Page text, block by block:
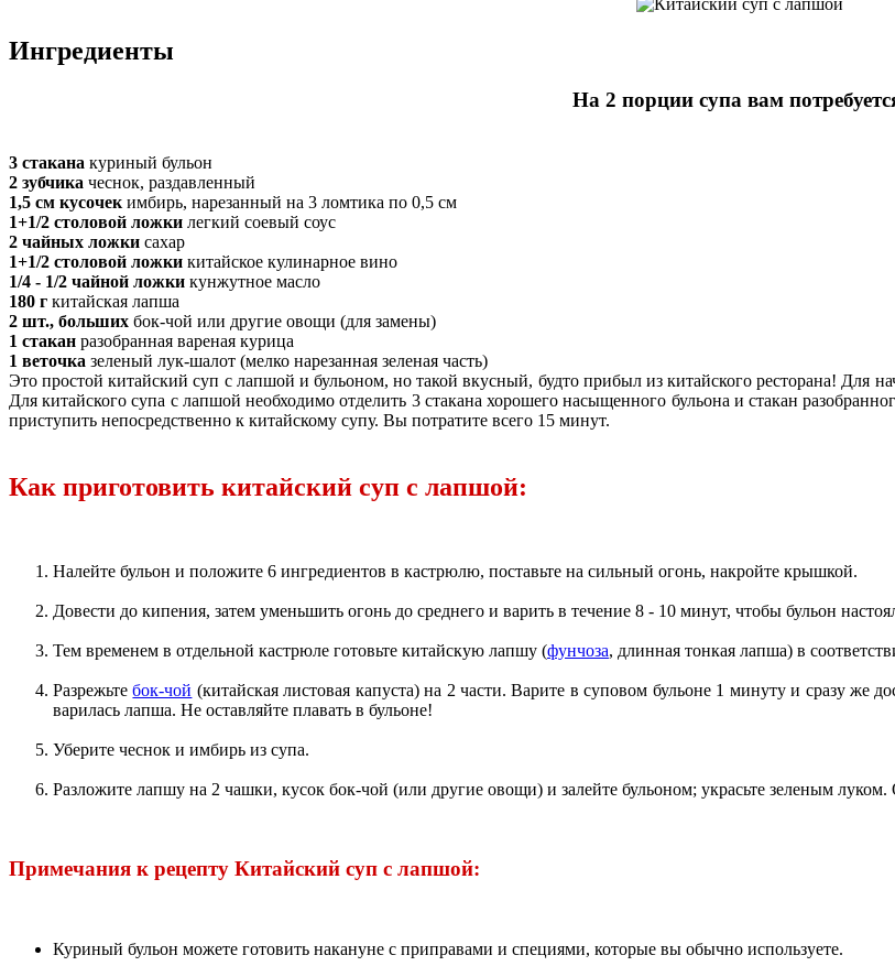
Ингредиенты
На 2 порции супа вам
3 стакана куриный бульон
2 зубчика чеснок, раздавленный
1,5 см кусочек имбирь, нарезанный на 3 ломтика по 0,5 см
1+1/2 столовой ложки легкий соевый соус
2 чайных ложки сахар
1+1/2 столовой ложки китайское кулинарное вино
1/4 - 1/2 чайной ложки кунжутное масло
180 г китайская лапша
2 шт., больших бок-чой или другие овощи (для замены)
1 стакан разобранная вареная курица
1 веточка зеленый лук-шалот (мелко нарезанная зеленая часть)
Это простой китайский суп с лапшой и бульоном, но такой вкусный, будто прибыл из китайского ресторана! Для
Для китайского супа с лапшой необходимо отделить 3 стакана хорошего насыщенного бульона и стакан
приступить непосредственно к китайскому супу. Вы потратите всего 15 минут.
Как приготовить китайский суп с лапшой:
Налейте бульон и положите 6 ингредиентов в кастрюлю, поставьте на сильный огонь, накройте крышкой.
Довести до кипения, затем уменьшить огонь до среднего и варить в течение 8 - 10 минут, чтобы бульон
Тем временем в отдельной кастрюле готовьте китайскую лапшу (фунчоза, длинная тонкая лапша) в
Разрежьтебок-чой (китайская листовая капуста) на 2 части. Варите в суповом бульоне 1 минуту и сразу же
варилась лапша. Не оставляйте плавать в бульоне!
Уберите чеснок и имбирь из супа.
Разложите лапшу на 2 чашки, кусок бок-чой (или другие овощи) и залейте бульоном; украсьте зеленым
Примечания к рецепту Китайский суп с лапшой:
Куриный бульон можете готовить накануне с приправами и специями, которые вы обычно используете.